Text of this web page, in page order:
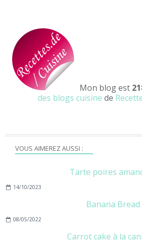
VOUS AIMEREZ AUSSI :
Tarte poires
14/10/2023
Banana Bread
08/05/2022
Carrot cake à la
Mon blog est
des blogs cuisine de